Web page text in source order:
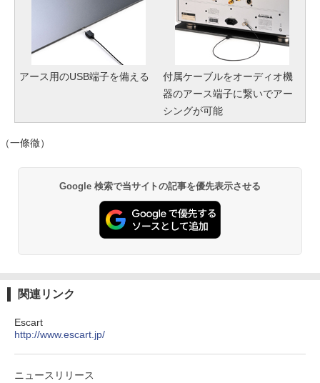
アース用のUSB端子を備える
付属ケーブルをオーディオ機
器のアース端子に繋いでアー
シングが可能
（一條徹）
Google 検索で当サイトの記事を優先表示させる
関連リンク
Escart
http://www.escart.jp/
ニュースリリース